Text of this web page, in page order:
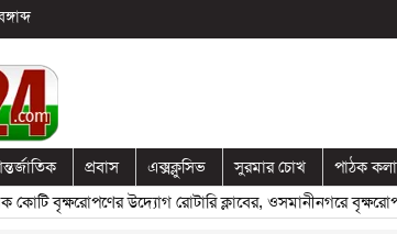
প্রবাস এক্সক্লুসিভ সুরমার চোখ পাঠক
বৃক্ষরোপণের উদ্যোগ রোটারি ক্লাবের, ওসমানীনগরে বৃক্ষরোপন ও